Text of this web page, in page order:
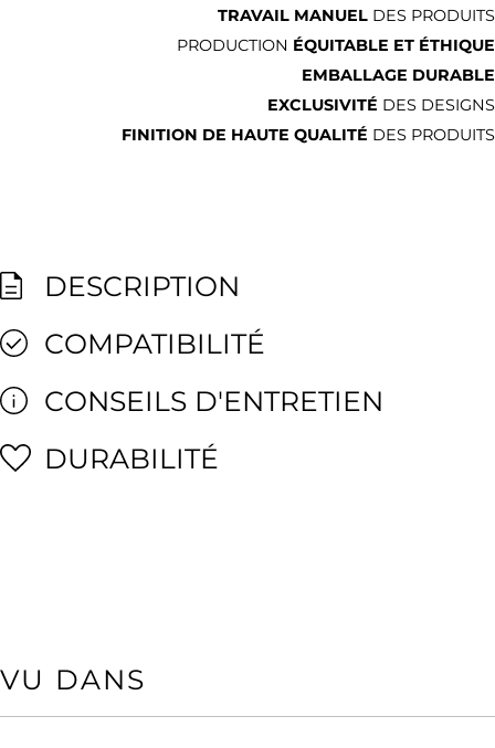
TRAVAIL MANUEL DES PRODUITS
PRODUCTION ÉQUITABLE ET ÉTHIQUE
EMBALLAGE DURABLE
EXCLUSIVITÉ DES DESIGNS
FINITION DE HAUTE QUALITÉ DES PRODUITS
DESCRIPTION
COMPATIBILITÉ
CONSEILS D'ENTRETIEN
DURABILITÉ
VU DANS